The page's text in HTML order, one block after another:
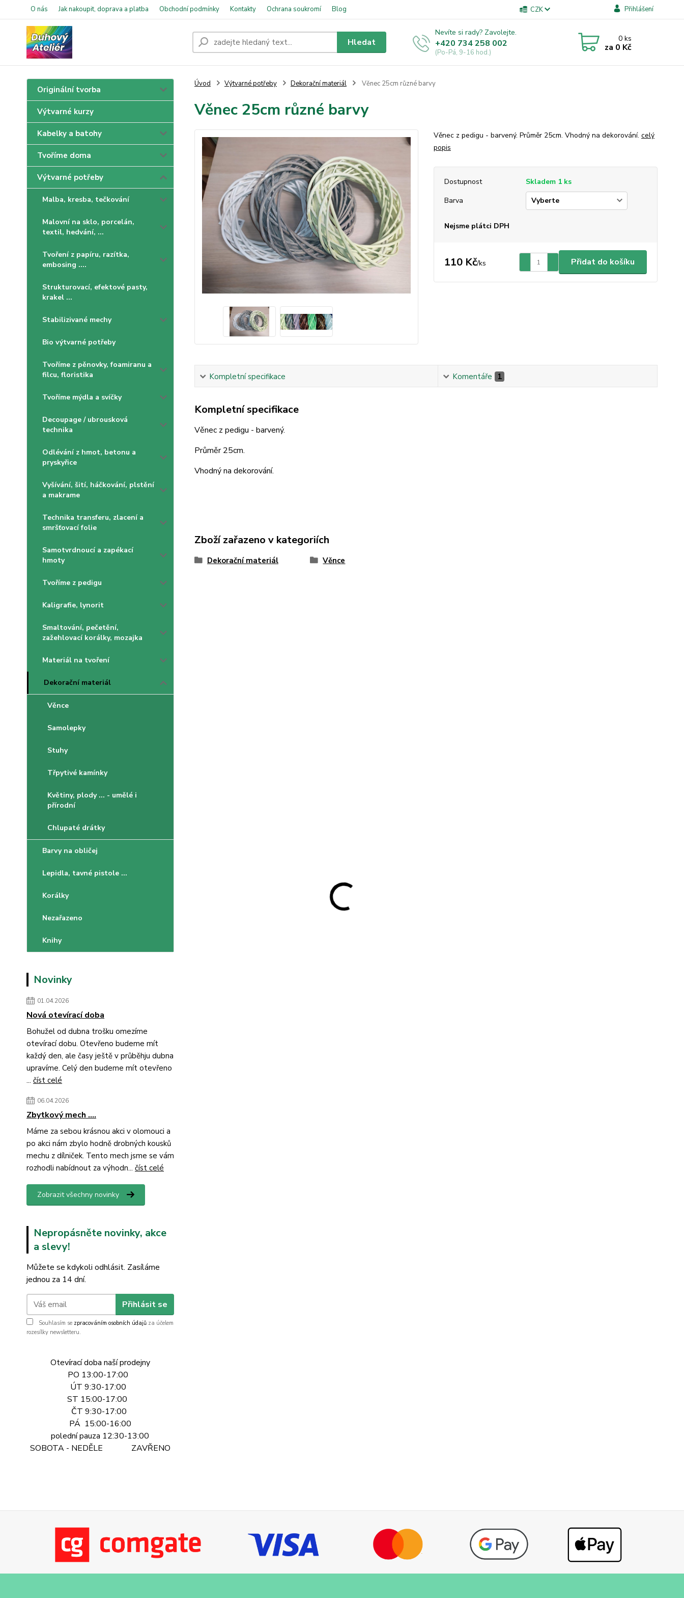
O nás Jak nakoupit, doprava a platba Obchodní podmínky Kontakty Ochrana soukromí Blog CZK Přihlášení
Hledat
Nevíte si rady? Zavolejte.
+420 734 258 002
(Po-Pá, 9-16 hod.)
0ks
za 0 Kč
Originální tvorba
Výtvarné kurzy
Kabelky a batohy
Tvoříme doma
Výtvarné potřeby
Malba, kresba, tečkování
Malovní na sklo, porcelán,
textil, hedvání, ...
Tvoření z papíru, razítka,
embosing ....
Strukturovací, efektové pasty,
krakel ...
Stabilizivané mechy
Bio výtvarné potřeby
Tvoříme z pěnovky, foamiranu a
filcu, floristika
Tvoříme mýdla a svíčky
Decoupage / ubrousková
technika
Odlévání z hmot, betonu a
pryskyřice
Vyšívání, šití, háčkování, plstění
a makrame
Technika transferu, zlacení a
smršťovací folie
Samotvrdnoucí a zapékací
hmoty
Tvoříme z pedigu
Kaligrafie, lynorit
Smaltování, pečetění,
zažehlovací korálky, mozajka
Materiál na tvoření
Dekorační materiál
Věnce
Samolepky
Stuhy
Třpytivé kamínky
Květiny, plody ... - umělé i
přírodní
Chlupaté drátky
Barvy na obličej
Lepidla, tavné pistole ...
Korálky
Nezařazeno
Knihy
Novinky
01.04.2026
Nová otevírací doba
Bohužel od dubna trošku omezíme
otevírací dobu. Otevřeno budeme mít
každý den, ale časy ještě v průběhju dubna
upravíme. Celý den budeme mít otevřeno
... číst celé
06.04.2026
Zbytkový mech ....
Máme za sebou krásnou akci v olomouci a
po akci nám zbylo hodně drobných kousků
mechu z dílniček. Tento mech jsme se vám
rozhodli nabídnout za výhodn... číst celé
Zobrazit všechny novinky
Nepropásněte novinky, akce
a slevy!
Můžete se kdykoli odhlásit. Zasíláme
jednou za 14 dní.
Přihlásit se
Souhlasím se zpracováním osobních údajů za účelem
rozesílky newsletteru.
Otevírací doba naší prodejny
PO 13:00-17:00
ÚT 9:30-17:00
ST 15:00-17:00
ČT 9:30-17:00
PÁ 15:00-16:00
polední pauza 12:30-13:00
SOBOTA - NEDĚLE ZAVŘENO
Úvod Výtvarné potřeby Dekorační materiál Věnec 25cm různé barvy
Věnec 25cm různé barvy
Věnec z pedigu - barvený. Průměr 25cm. Vhodný na dekorování. celý
popis
Dostupnost
Skladem 1 ks
Barva
Nejsme plátci DPH
110 Kč/ks Přidat do košíku
Kompletní specifikace Komentáře 1
Kompletní specifikace
Věnec z pedigu - barvený.
Průměr 25cm.
Vhodný na dekorování.
Zboží zařazeno v kategoriích
Dekorační materiál Věnce